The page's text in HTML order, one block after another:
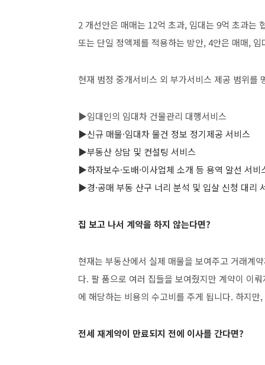
2 개선안은 매매는 12억 초과, 임대는 9억 초과는
또는 단일 정액제를 적용하는 방안, 4안은 매매,
현재 범정 중개서비스 외 부가서비스 제공 범위를
▶임대인의 임대차 건물관리 대행서비스
▶신규 매물·임대차 물건 정보 정기제공 서비스
▶부동산 상담 및 컨설팅 서비스
▶하자보수·도배·이사업체 소개 등 용역 알선 서비
▶경·공매 부동 산구 너리 분석 및 입살 신청 대리
집 보고 나서 계약을 하지 않는다면?
현재는 부동산에서 실제 매물을 보여주고 거래계
다. 팔 품으로 여러 집들을 보여줬지만 계약이 이
에 해당하는 비용의 수고비를 주게 됩니다. 하지
전세 재계약이 만료되지 전에 이사를 간다면?